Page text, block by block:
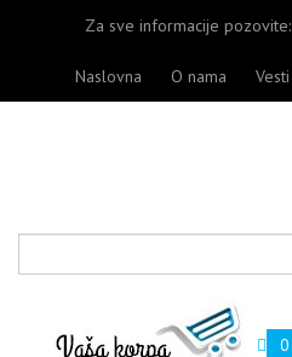
Za sve informacije pozovite:
Naslovna O nama Vesti
0